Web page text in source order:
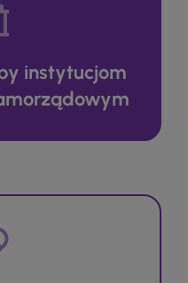
instytucjom